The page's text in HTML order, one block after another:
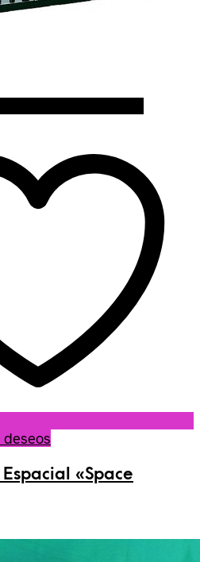
deseos
«Space